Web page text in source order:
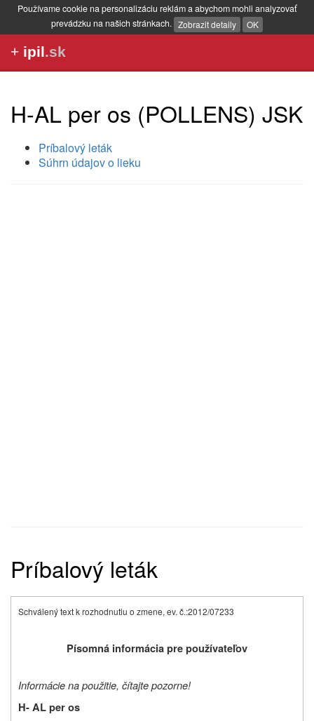
Používame cookie na personalizáciu reklám a abychom mohli analyzovať
prevádzku na našich stránkach. Zobrazit detaily OK
+ ipil.sk
H-AL per os (POLLENS) JSK
Príbalový leták
Súhrn údajov o lieku
Príbalový leták
Schválený text k rozhodnutiu o zmene, ev. č.:2012/07233
Písomná informácia pre používateľov
Informácie na použitie, čítajte pozorne!
H- AL per os